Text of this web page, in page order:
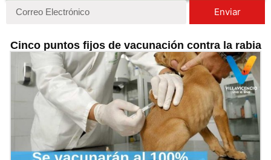
Enviar
Cinco puntos fijos de vacunación contra la rabia